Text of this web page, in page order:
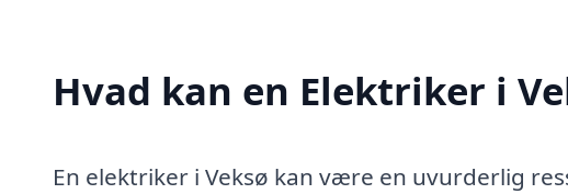
Hvad kan en Elektriker i
En elektriker i Veksø kan være en uvurderlig